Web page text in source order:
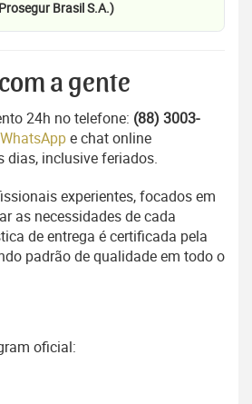
Brasil S.A.)
a gente
24h no telefone: (88) 3003-
WhatsAppe chat online
dias, inclusive feriados.
experientes, focados em
as necessidades de cada
de entrega é certificada pela
padrão de qualidade em todo o
oficial: